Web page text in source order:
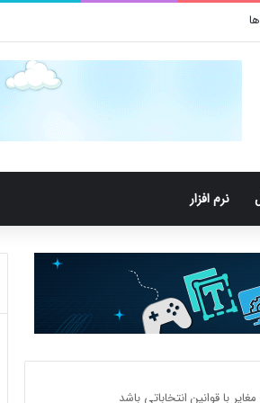
نرم افزار
با قوانین انتخاباتی باشد